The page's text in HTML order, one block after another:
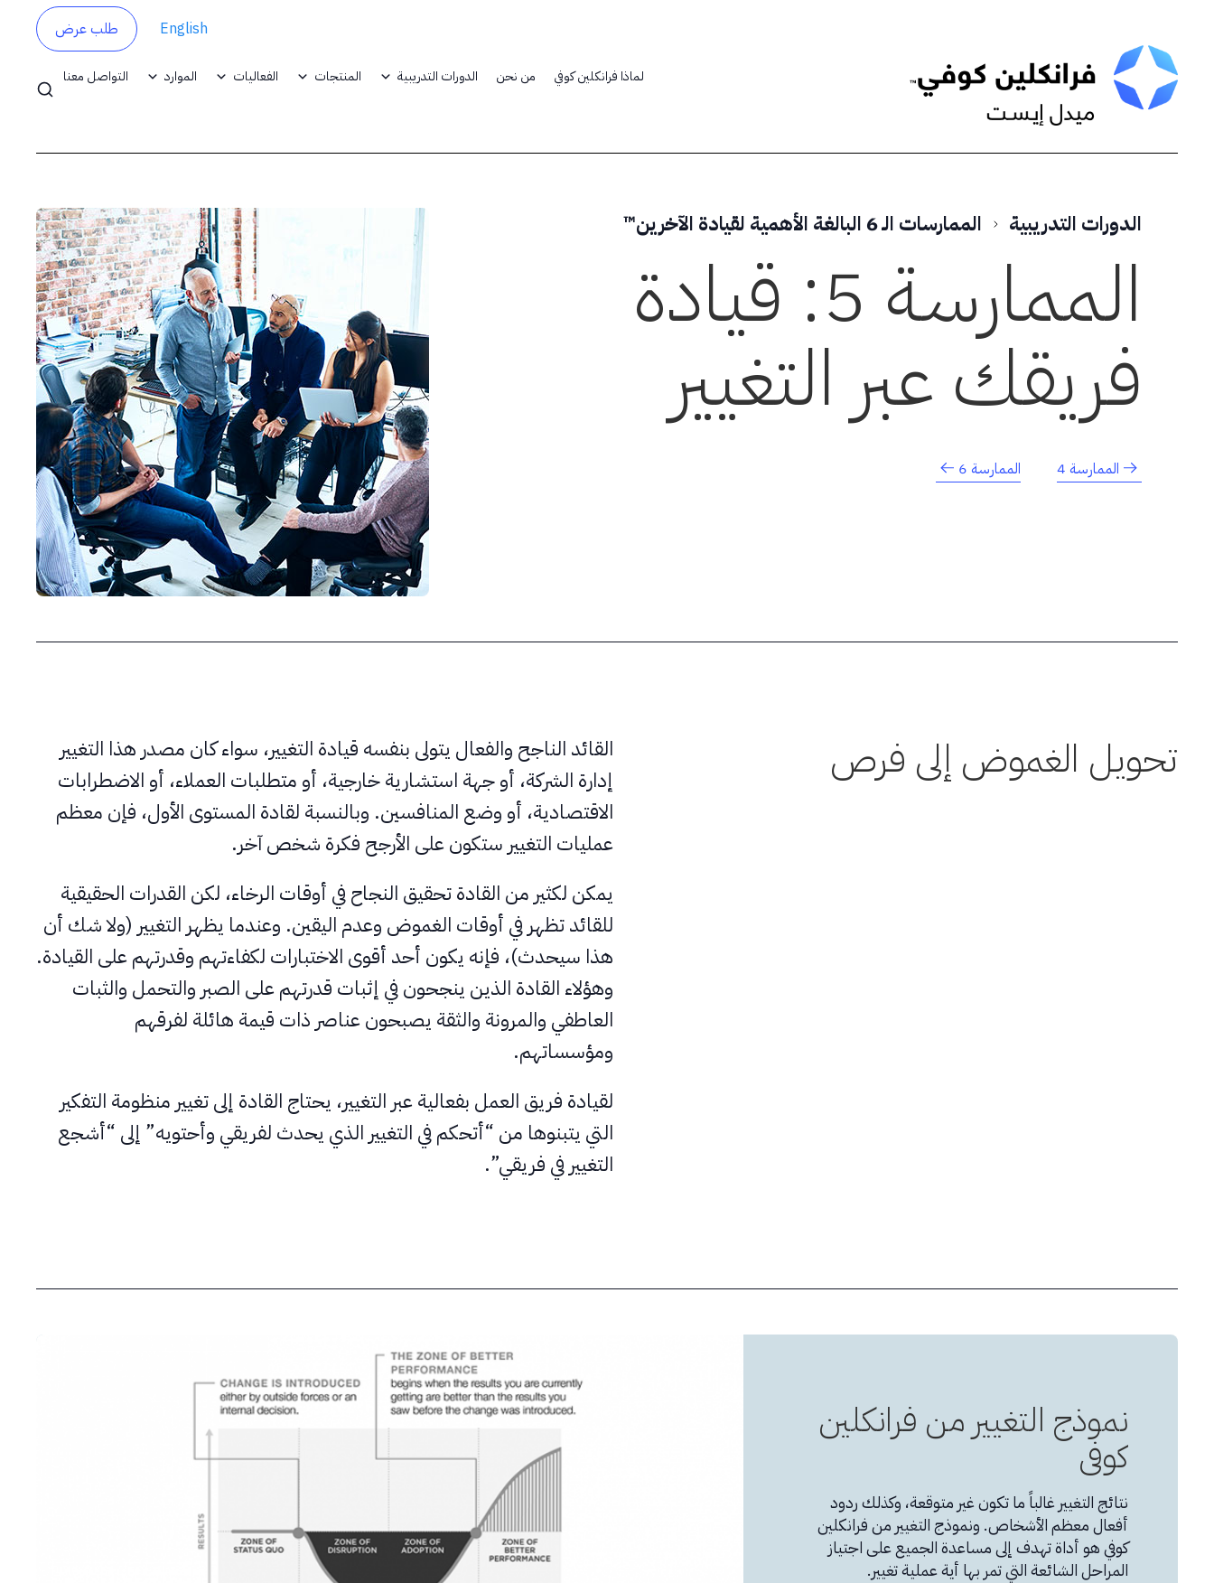
to
content
لماذا فرانكلين كوفي من نحن الدورات التدريبية المنتجات الفعاليات الموارد التواصل معنا
English طلب عرض
الدورات التدريبية الممارسات الـ 6 البالغة الأهمية لقيادة الآخرين™
الممارسة 5: قيادة
فريقك عبر التغيير
الممارسة 4 الممارسة 6
تحويل الغموض إلى فرص
القائد الناجح والفعال يتولى بنفسه قيادة التغيير، سواء كان مصدر هذا التغيير
إدارة الشركة، أو جهة استشارية خارجية، أو متطلبات العملاء، أو الاضطرابات
الاقتصادية، أو وضع المنافسين. وبالنسبة لقادة المستوى الأول، فإن معظم
عمليات التغيير ستكون على الأرجح فكرة شخص آخر.
يمكن لكثير من القادة تحقيق النجاح في أوقات الرخاء، لكن القدرات الحقيقية
للقائد تظهر في أوقات الغموض وعدم اليقين. وعندما يظهر التغيير (ولا شك أن
هذا سيحدث)، فإنه يكون أحد أقوى الاختبارات لكفاءتهم وقدرتهم على القيادة.
وهؤلاء القادة الذين ينجحون في إثبات قدرتهم على الصبر والتحمل والثبات
العاطفي والمرونة والثقة يصبحون عناصر ذات قيمة هائلة لفرقهم
ومؤسساتهم.
لقيادة فريق العمل بفعالية عبر التغيير، يحتاج القادة إلى تغيير منظومة التفكير
التي يتبنوها من “أتحكم في التغيير الذي يحدث لفريقي وأحتويه” إلى “أشجع
التغيير في فريقي”.
نموذج التغيير من فرانكلين
كوفي
نتائج التغيير غالباً ما تكون غير متوقعة، وكذلك ردود
أفعال معظم الأشخاص. ونموذج التغيير من فرانكلين
كوفي هو أداة تهدف إلى مساعدة الجميع على اجتياز
المراحل الشائعة التي تمر بها أية عملية تغيير.